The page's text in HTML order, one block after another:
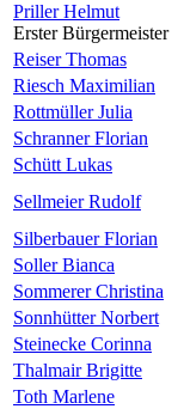
Priller Helmut
Erster Bürgermeister
Reiser Thomas
Riesch Maximilian
Rottmüller Julia
Schranner Florian
Schütt Lukas
Sellmeier Rudolf
Silberbauer Florian
Soller Bianca
Sommerer Christina
Sonnhütter Norbert
Steinecke Corinna
Thalmair Brigitte
Toth Marlene